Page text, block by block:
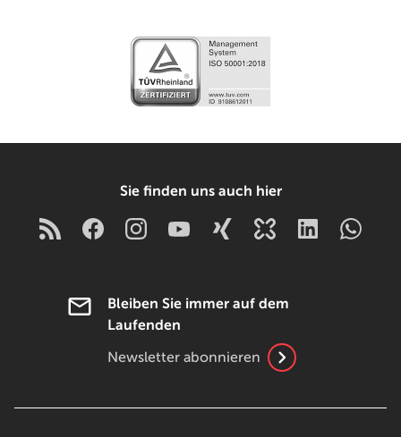
Sie finden uns auch hier
Bleiben Sie immer auf dem
Laufenden
Newsletter abonnieren